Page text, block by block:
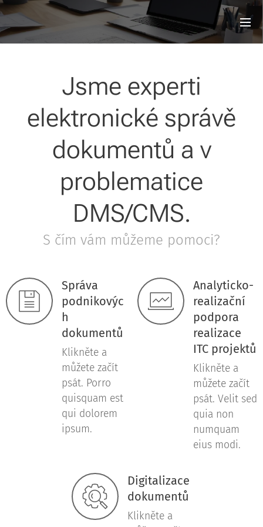
Jsme experti
elektronické správě
dokumentů a v
problematice
DMS/CMS.
S čím vám můžeme pomoci?
Správa
podnikovýc
h
dokumentů
Klikněte a
můžete začít
psát. Porro
quisquam est
qui dolorem
ipsum.
Analyticko-
realizační
podpora
realizace
ITC projektů
Klikněte a
můžete začít
psát. Velit sed
quia non
numquam
eius modi.
Digitalizace
dokumentů
Klikněte a